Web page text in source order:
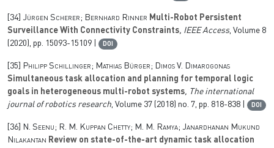
[34] Jürgen Scherer; Bernhard Rinner Multi-Robot Persistent
Surveillance With Connectivity Constraints, IEEE Access, Volume 8
(2020), pp. 15093-15109 |
DOI
[35]
Philipp Schillinger; Mathias Bürger; Dimos V. Dimarogonas
Simultaneous task allocation and planning for temporal logic
goals in heterogeneous multi-robot systems, The international
journal of robotics research, Volume 37 (2018) no. 7, pp. 818-838 | DOI
[36]
N. Seenu; R. M. Kuppan Chetty; M. M. Ramya; Janardhanan Mukund
Nilakantan Review on state-of-the-art dynamic task allocation